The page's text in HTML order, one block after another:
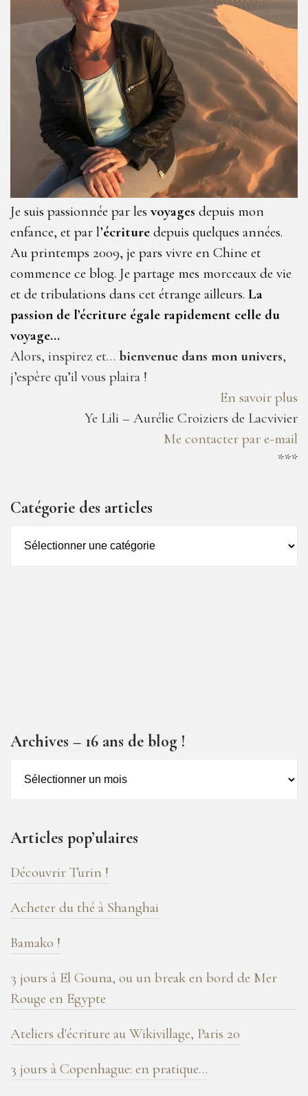
Je suis passionnée par les voyages depuis mon
enfance, et par l’écriture depuis quelques années.
Au printemps 2009, je pars vivre en Chine et
commence ce blog. Je partage mes morceaux de vie
et de tribulations dans cet étrange ailleurs. La
passion de l’écriture égale rapidement celle du
voyage…
Alors, inspirez et… bienvenue dans mon univers,
j’espère qu’il vous plaira !
En savoir plus
Ye Lili – Aurélie Croiziers de Lacvivier
Me contacter par e-mail
***
Catégorie des articles
des
Archives – 16 ans de blog !
de
blog
!
Articles pop’ulaires
Découvrir Turin !
Acheter du thé à Shanghai
Bamako !
3 jours à El Gouna, ou un break en bord de Mer
Rouge en Egypte
Ateliers d'écriture au Wikivillage, Paris 20
3 jours à Copenhague: en pratique…